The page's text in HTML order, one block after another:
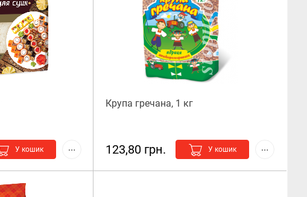
У кошик
Крупа гречана, 1 кг
123,80 грн. У кошик